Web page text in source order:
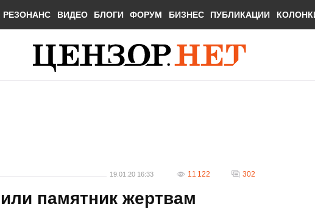
РЕЗОНАНС ВИДЕО БЛОГИ ФОРУМ БИЗНЕС ПУБЛИКАЦИИ
19.01.20 16:33 11 122 302
памятник жертвам